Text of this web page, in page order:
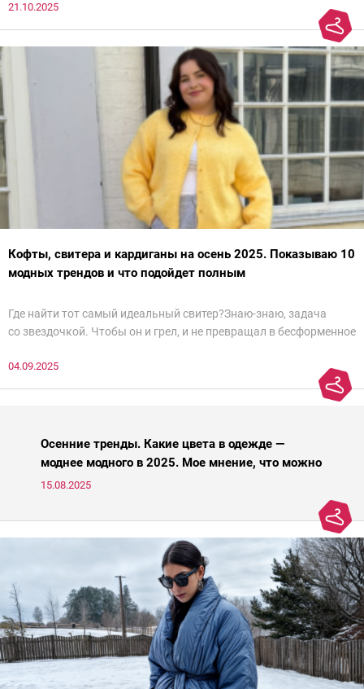
21.10.2025
Кофты, свитера и кардиганы на осень 2025. Показываю 10
модных трендов и что подойдет полным
Где найти тот самый идеальный свитер?Знаю-знаю, задача
со звездочкой. Чтобы он и грел, и не превращал в бесформенное
паники.
04.09.2025
Осенние тренды. Какие цвета в одежде —
моднее модного в 2025. Мое мнение, что можно
носить, а что нет
15.08.2025